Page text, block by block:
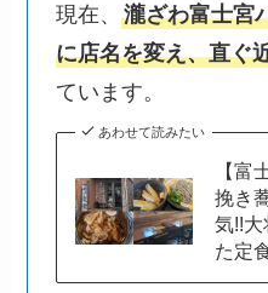
現在、 瀧ざわ富士宮
に店名を変え、直ぐ
ています。
あわせて読みたい
【富
挽き
気!!大
た定